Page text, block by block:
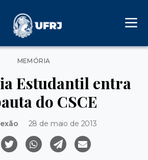
Categorias
MEMÓRIA
Estudantil entra
do CSCE
28 de maio de 2013